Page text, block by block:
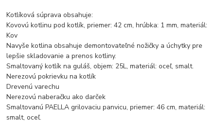
Kotlíková súprava obsahuje:
Kovovú kotlinu pod kotlík, priemer: 42 cm, hrúbka: 1 mm, materiál:
Kov
Navyše kotlina obsahuje demontovateľné nožičky a úchytky pre
lepšie skladovanie a prenos kotliny.
Smaltovaný kotlík na guláš, objem: 25L, materiál: oceľ, smalt.
Nerezovú pokrievku na kotlík
Drevenú varechu
Nerezovú naberačku ako darček
Smaltovanú PAELLA grilovaciu panvicu, priemer: 46 cm, materiál:
smalt, oceľ.